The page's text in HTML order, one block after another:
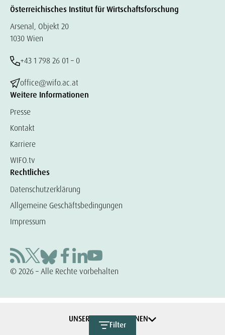
Filter
Österreichisches Institut für Wirtschaftsforschung
Arsenal, Objekt 20
1030 Wien
+43 1 798 26 01 – 0
office@wifo.ac.at
Weitere Informationen
Presse
Kontakt
Karriere
WIFO.tv
Rechtliches
Datenschutzerklärung
Allgemeine Geschäftsbedingungen
Impressum
© 2026 – Alle Rechte vorbehalten
UNSERE KOOPERATIONEN